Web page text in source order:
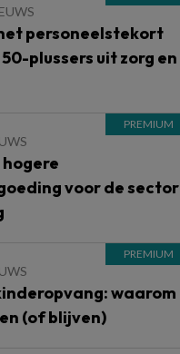
personeelstekort
plussers uit zorg en
voor de sector
waarom
(of blijven)